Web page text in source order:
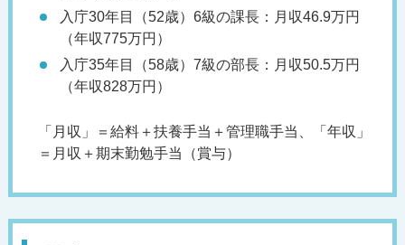
入庁30年目（52歳）6級の課長：月収46.9万円
（年収775万円）
入庁35年目（58歳）7級の部長：月収50.5万円
（年収828万円）
「月収」＝給料＋扶養手当＋管理職手当、「年収」
＝月収＋期末勤勉手当（賞与）